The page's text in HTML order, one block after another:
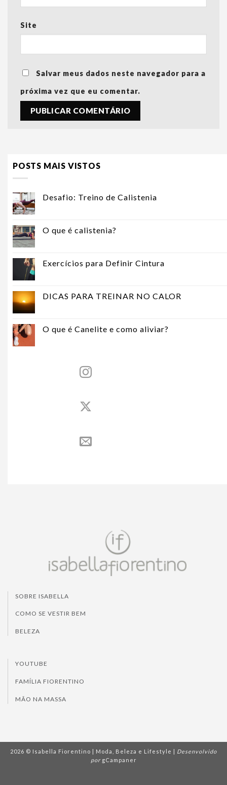
Site
Salvar meus dados neste navegador para a
próxima vez que eu comentar.
POSTS MAIS VISTOS
Desafio: Treino de Calistenia
O que é calistenia?
Exercícios para Definir Cintura
DICAS PARA TREINAR NO CALOR
O que é Canelite e como aliviar?
SOBRE ISABELLA
COMO SE VESTIR BEM
BELEZA
YOUTUBE
FAMÍLIA FIORENTINO
MÃO NA MASSA
2026 © Isabella Fiorentino | Moda, Beleza e Lifestyle | Desenvolvido
por gCampaner